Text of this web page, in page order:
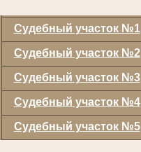
Судебный участок №1
Судебный участок №2
Судебный участок №3
Судебный участок №4
Судебный участок №5